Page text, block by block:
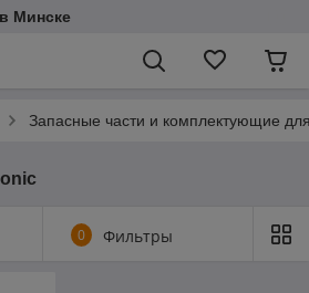
Минске
Запасные части и комплектующие
0 Фильтры